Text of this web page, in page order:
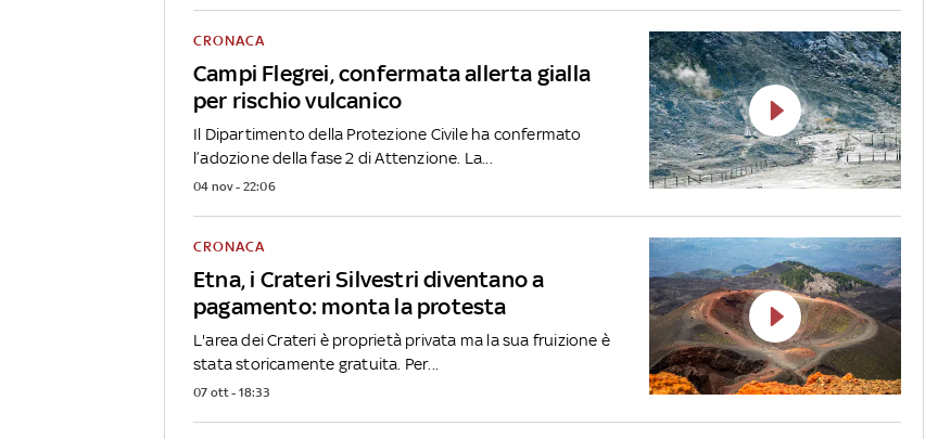
Campi Flegrei, confermata allerta gialla
per rischio vulcanico
CRONACA
Il Dipartimento della Protezione Civile ha confermato
l’adozione della fase 2 di Attenzione. La...
04 nov - 22:06
Etna, i Crateri Silvestri diventano a
pagamento: monta la protesta
CRONACA
L'area dei Crateri è proprietà privata ma la sua fruizione è
stata storicamente gratuita. Per...
07 ott - 18:33